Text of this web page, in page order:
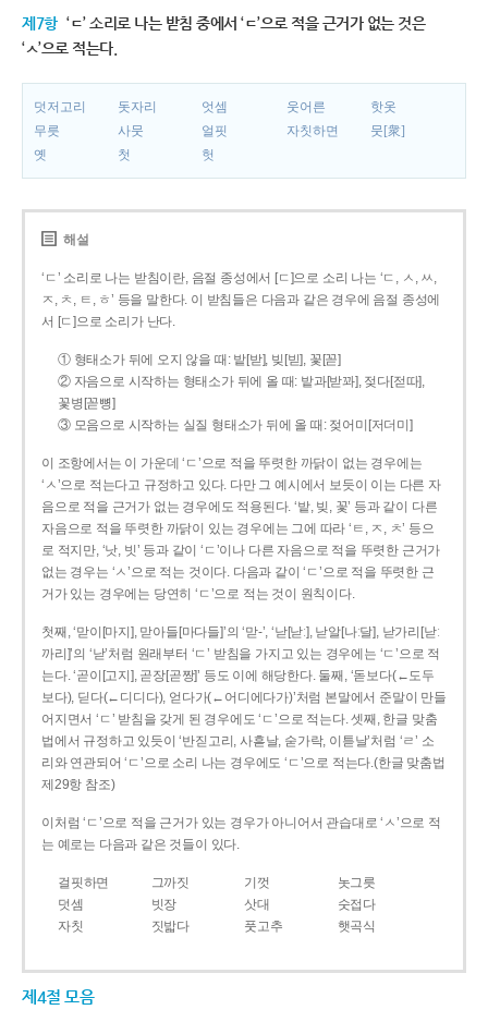
제7항 ‘ㄷ’ 소리로 나는 받침 중에서 ‘ㄷ’으로 적을 근거가 없는 것은
‘ㅅ’으로 적는다.
덧저고리 돗자리 엇셈 웃어른
핫옷
무릇
사뭇 얼핏 자칫하면
뭇[衆]
옛
첫 헛
해설
‘ㄷ’ 소리로 나는 받침이란, 음절 종성에서 [ㄷ]으로 소리 나는 ‘ㄷ, ㅅ, ㅆ,
ㅈ, ㅊ, ㅌ, ㅎ’ 등을 말한다. 이 받침들은 다음과 같은 경우에 음절 종성에
서 [ㄷ]으로 소리가 난다.
① 형태소가 뒤에 오지 않을 때: 밭[받], 빚[빋], 꽃[꼳]
② 자음으로 시작하는 형태소가 뒤에 올 때: 밭과[받꽈], 젖다[젇따],
꽃병[꼳뼝]
③ 모음으로 시작하는 실질 형태소가 뒤에 올 때: 젖어미[저더미]
이 조항에서는 이 가운데 ‘ㄷ’으로 적을 뚜렷한 까닭이 없는 경우에는
‘ㅅ’으로 적는다고 규정하고 있다. 다만 그 예시에서 보듯이 이는 다른 자
음으로 적을 근거가 없는 경우에도 적용된다. ‘밭, 빚, 꽃’ 등과 같이 다른
자음으로 적을 뚜렷한 까닭이 있는 경우에는 그에 따라 ‘ㅌ, ㅈ, ㅊ’ 등으
로 적지만, ‘낫, 빗’ 등과 같이 ‘ㄷ’이나 다른 자음으로 적을 뚜렷한 근거가
없는 경우는 ‘ㅅ’으로 적는 것이다. 다음과 같이 ‘ㄷ’으로 적을 뚜렷한 근
거가 있는 경우에는 당연히 ‘ㄷ’으로 적는 것이 원칙이다.
첫째, ‘맏이[마지], 맏아들[마다들]’의 ‘맏-’, ‘낟[낟ː], 낟알[나ː달], 낟가리[낟ː
까리]’의 ‘낟’처럼 원래부터 ‘ㄷ’ 받침을 가지고 있는 경우에는 ‘ㄷ’으로 적
는다. ‘곧이[고지], 곧장[곧짱]’ 등도 이에 해당한다. 둘째, ‘돋보다(←도두
보다), 딛다(←디디다), 얻다가(←어디에다가)’처럼 본말에서 준말이 만들
어지면서 ‘ㄷ’ 받침을 갖게 된 경우에도 ‘ㄷ’으로 적는다. 셋째, 한글 맞춤
법에서 규정하고 있듯이 ‘반짇고리, 사흗날, 숟가락, 이튿날’처럼 ‘ㄹ’ 소
리와 연관되어 ‘ㄷ’으로 소리 나는 경우에도 ‘ㄷ’으로 적는다.(한글 맞춤법
제29항 참조)
이처럼 ‘ㄷ’으로 적을 근거가 있는 경우가 아니어서 관습대로 ‘ㅅ’으로 적
는 예로는 다음과 같은 것들이 있다.
걸핏하면 그까짓 기껏
놋그릇
덧셈
빗장 삿대
숫접다
자칫
짓밟다 풋고추 햇곡식
제4절 모음